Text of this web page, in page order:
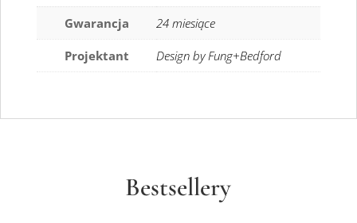
Gwarancja 24 miesiące
Projektant Design by Fung+Bedford
Bestsellery